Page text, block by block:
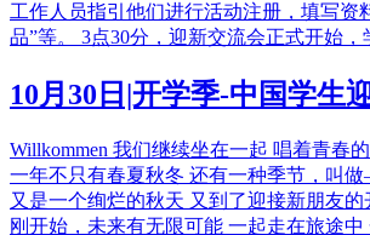
工作人员指引他们进行活动注册，填写资
品”等。 3点30分，迎新交流会正式开始，
10月30日|开学季-中国学生
Willkommen 我们继续坐在一起 唱着青春的
一年不只有春夏秋冬 还有一种季节，
又是一个绚烂的秋天 又到了迎接新朋友的
刚开始，未来有无限可能 一起走在旅途